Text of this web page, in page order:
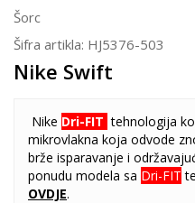
Šorc
Šifra artikla: HJ5376-503
Nike Swift
Nike Dri-FIT tehnologija
mikrovlakna koja odvode
brže isparavanje i
ponudu modela sa Dri-FIT
OVDJE.